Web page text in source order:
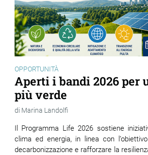
OPPORTUNITÀ
Aperti i bandi 2026 per
più verde
Marina Landolfi
Il Programma Life 2026 sostiene
clima ed energia, in linea con
decarbonizzazione e rafforzare la